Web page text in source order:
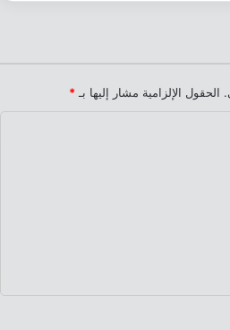
الحقول الإلزامية مشار إليها بـ *